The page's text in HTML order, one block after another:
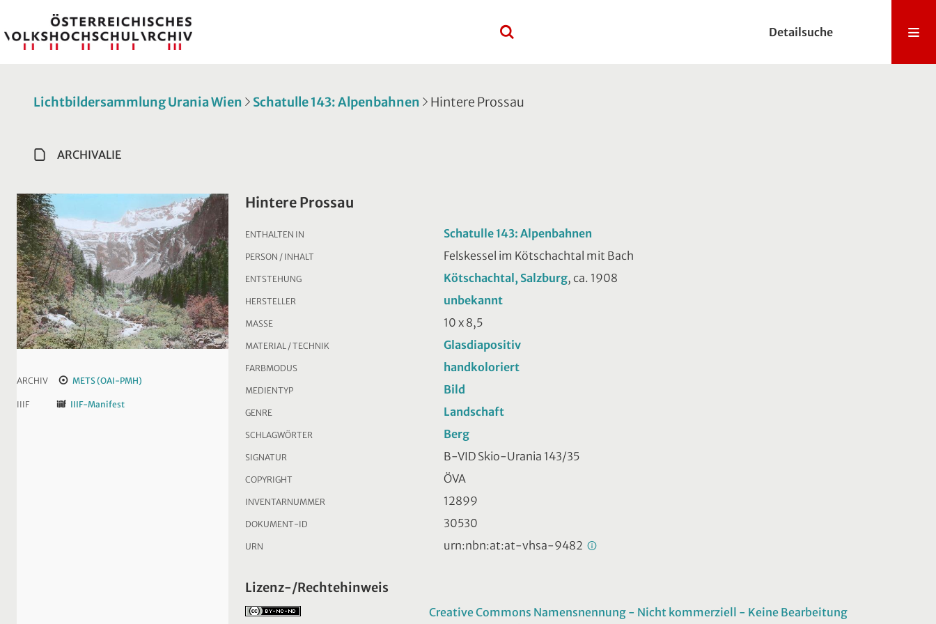
Detailsuche
Lichtbildersammlung Urania Wien Schatulle 143: Alpenbahnen Hintere Prossau
ARCHIVALIE
ARCHIV METS (OAI-PMH)
IIIF IIIF-Manifest
Hintere Prossau
ENTHALTEN IN Schatulle 143: Alpenbahnen
PERSON / INHALT Felskessel im Kötschachtal mit Bach
ENTSTEHUNG Kötschachtal, Salzburg, ca. 1908
HERSTELLER unbekannt
MASSE 10 x 8,5
MATERIAL / TECHNIK Glasdiapositiv
FARBMODUS handkoloriert
MEDIENTYP Bild
GENRE Landschaft
SCHLAGWÖRTER Berg
SIGNATUR B-VID Skio-Urania 143/35
COPYRIGHT ÖVA
INVENTARNUMMER 12899
DOKUMENT-ID 30530
URN urn:nbn:at:at-vhsa-9482
Lizenz-/Rechtehinweis
Creative Commons Namensnennung - Nicht kommerziell - Keine Bearbeitung